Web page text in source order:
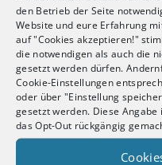
den Betrieb der Seite
Website und eure Erfahrung
auf "Cookies akzeptieren!"
die notwendigen als auch die
gesetzt werden dürfen.
Cookie-Einstellungen
oder über "Einstellung
gesetzt werden. Diese
das Opt-Out rückgängig
Ein großer Vorteil dieses
Brautag und die Wahl
Rezept kann ich
Danke für’s Lesen dieser
dir weiterhelfen. Gerne
Kommentare oder E-